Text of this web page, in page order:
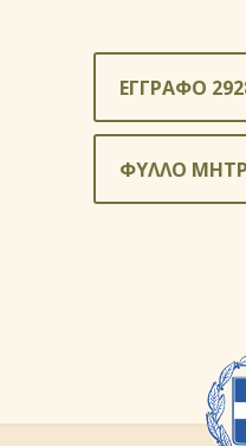
ΕΓΓΡΑΦΟ
ΦΥΛΛΟ